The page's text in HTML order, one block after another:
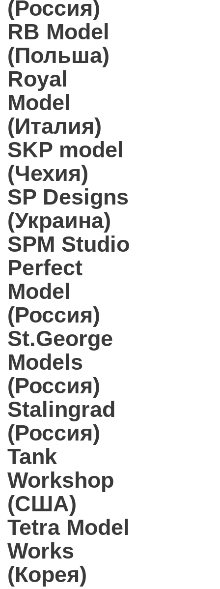
(Россия)
RB Model
(Польша)
Royal
Model
(Италия)
SKP model
(Чехия)
SP Designs
(Украина)
SPM Studio
Perfect
Model
(Россия)
St.George
Models
(Россия)
Stalingrad
(Россия)
Tank
Workshop
(США)
Tetra Model
Works
(Корея)